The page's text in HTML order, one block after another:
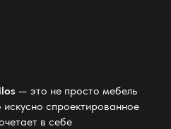
— это не просто мебель
спроектированное
в себе